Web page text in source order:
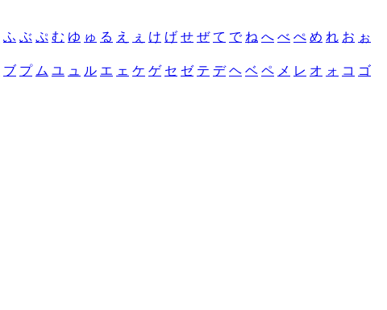
ふ ぶ ぷ む ゆ ゅ る え ぇ け げ せ ぜ て で ね へ べ ぺ め れ お ぉ
ブ プ ム ユ ュ ル エ ェ ケ ゲ セ ゼ テ デ ヘ ベ ペ メ レ オ ォ コ ゴ